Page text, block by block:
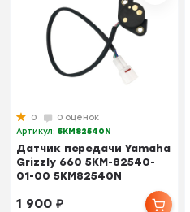
0
0 оценок
Артикул:5KM82540N
Датчик передачи Yamaha
Grizzly 660 5KM-82540-
01-00 5KM82540N
1 900₽